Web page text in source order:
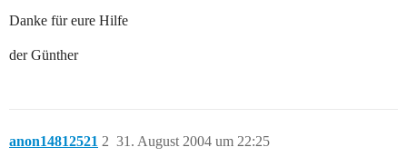
Danke für eure Hilfe
der Günther
anon14812521 31. August 2004 um 22:25
2